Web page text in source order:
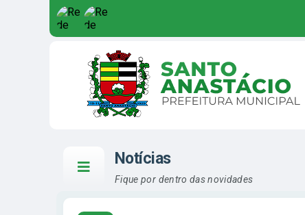
Notícias
Fique por dentro das novidades